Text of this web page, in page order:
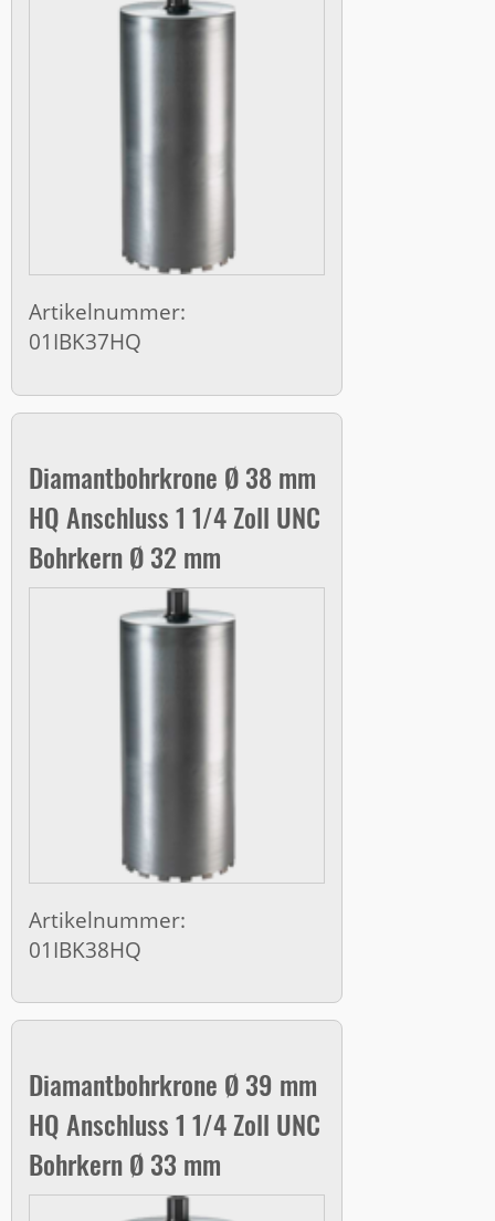
Artikelnummer:
01IBK37HQ
Diamantbohrkrone Ø 38 mm
HQ Anschluss 1 1/4 Zoll UNC
Bohrkern Ø 32 mm
Artikelnummer:
01IBK38HQ
Diamantbohrkrone Ø 39 mm
HQ Anschluss 1 1/4 Zoll UNC
Bohrkern Ø 33 mm